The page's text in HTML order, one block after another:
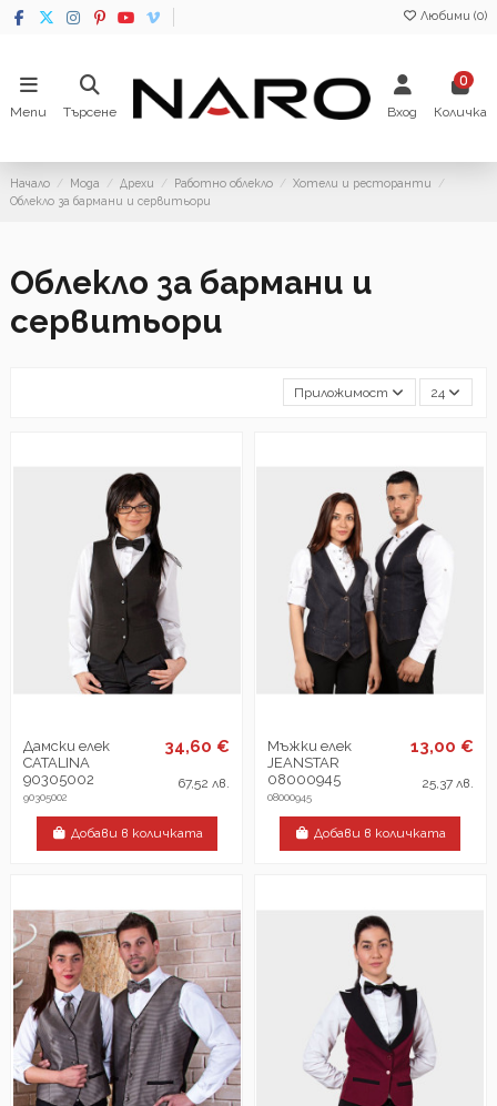
Любими (0)
Menu Търсене Вход
0
Количка
Начало Мода Дрехи Работно облекло
Хотели и ресторанти
Облекло за бармани и сервитьори
Облекло за бармани и
сервитьори
Приложимост 24
Дамски елек
CATALINA
90305002
90305002
34,60 €
67,52 лв.
Добави в количката
Мъжки елек
JEANSTAR
08000945
08000945
13,00 €
25,37 лв.
Добави в количката